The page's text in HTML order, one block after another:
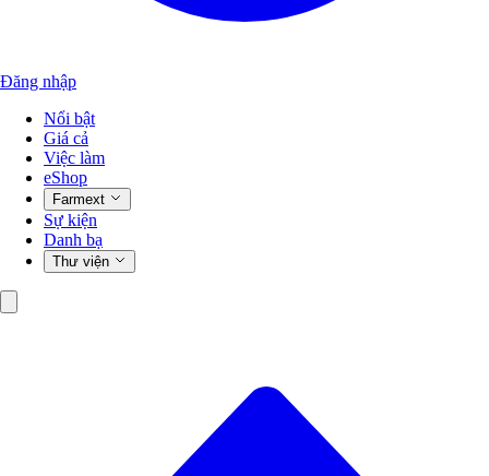
Đăng nhập
Nổi bật
Giá cả
Việc làm
eShop
Farmext
Sự kiện
Danh bạ
Thư viện